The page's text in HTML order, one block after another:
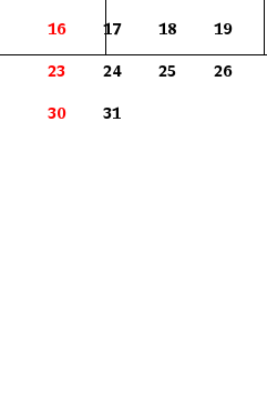
16 17 18 19
23 24 25 26
30 31